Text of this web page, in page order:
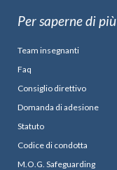
Per saperne di più
Team insegnanti
Faq
Consiglio direttivo
Domanda di adesione
Statuto
Codice di condotta
M.O.G. Safeguarding